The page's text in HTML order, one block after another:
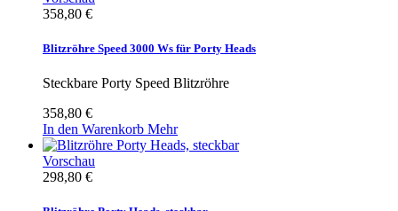
358,80 €
Blitzröhre Speed 3000 Ws für Porty Heads
Steckbare Porty Speed Blitzröhre
358,80 €
In den Warenkorb Mehr
Vorschau
298,80 €